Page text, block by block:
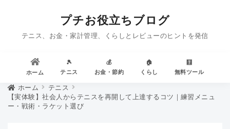
プチお役立ちブログ
テニス、お金・家計管理、くらしとレビューのヒントを発信
ホーム
🎾
テニス
💰
お金・節約
🏠
くらし
🧮
無料ツール
ホーム
テニス
【実体験】社会人からテニスを再開して上達するコツ｜練習メニュ
ー・戦術・ラケット選び